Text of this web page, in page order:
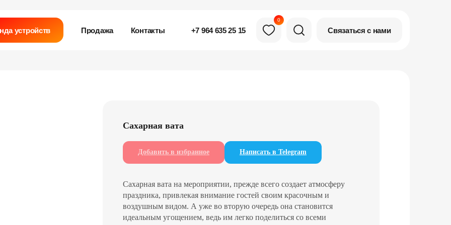
Контакты
Продажа Связаться с нами
устройств
0
+7 964 635 25 15
Сахарная вата
Добавить в избранное Написать в Telegram
Сахарная вата на мероприятии, прежде всего создает атмосферу
праздника, привлекая внимание гостей своим красочным и
воздушным видом. А уже во вторую очередь она становится
идеальным угощением, ведь им легко поделиться со всеми